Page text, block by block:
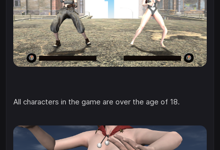
All characters in the game are over the age of 18.